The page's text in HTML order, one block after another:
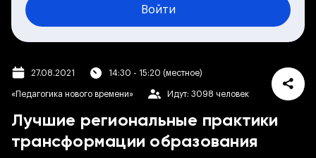
Войти
27.08.2021 14:30 - 15:20 (местное)
«Педагогика нового времени» Идут: 3098 человек
Лучшие региональные практики
трансформации образования